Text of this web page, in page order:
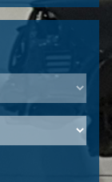
Non trouvée?